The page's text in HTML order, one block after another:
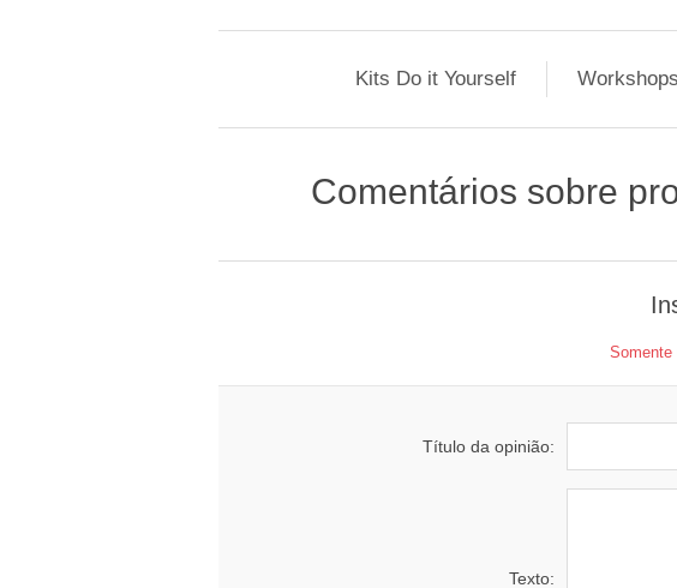
Kits Do it Yourself Workshops
Comentários sobre
Somente
Título da opinião:
Texto: